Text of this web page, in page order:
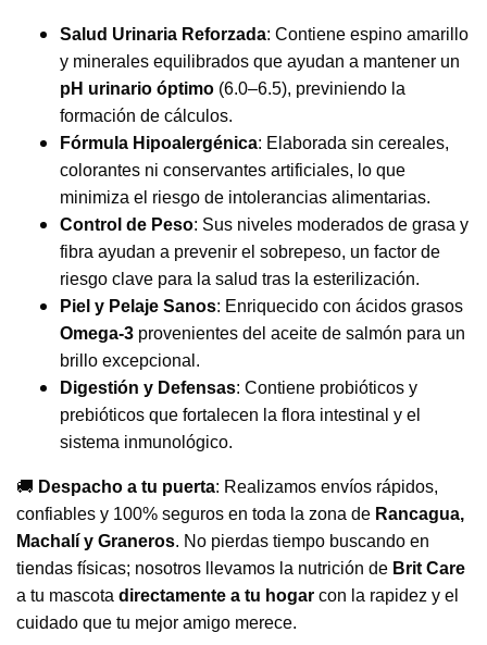
Salud Urinaria Reforzada: Contiene espino amarillo
y minerales equilibrados que ayudan a mantener un
pH urinario óptimo (6.0–6.5), previniendo la
formación de cálculos.
Fórmula Hipoalergénica: Elaborada sin cereales,
colorantes ni conservantes artificiales, lo que
minimiza el riesgo de intolerancias alimentarias.
Control de Peso: Sus niveles moderados de grasa y
fibra ayudan a prevenir el sobrepeso, un factor de
riesgo clave para la salud tras la esterilización.
Piel y Pelaje Sanos: Enriquecido con ácidos grasos
Omega-3 provenientes del aceite de salmón para un
brillo excepcional.
Digestión y Defensas: Contiene probióticos y
prebióticos que fortalecen la flora intestinal y el
sistema inmunológico.
🚚 Despacho a tu puerta: Realizamos envíos rápidos,
confiables y 100% seguros en toda la zona de Rancagua,
Machalí y Graneros. No pierdas tiempo buscando en
tiendas físicas; nosotros llevamos la nutrición de Brit Care
a tu mascota directamente a tu hogar con la rapidez y el
cuidado que tu mejor amigo merece.